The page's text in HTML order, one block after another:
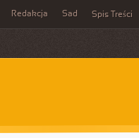
Redakcja Sad Spis Treści